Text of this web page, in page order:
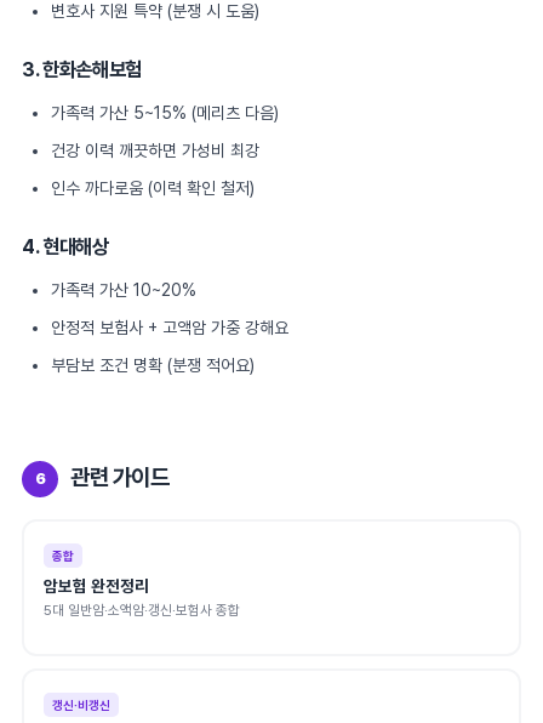
변호사 지원 특약 (분쟁 시 도움)
3. 한화손해보험
가족력 가산 5~15% (메리츠 다음)
건강 이력 깨끗하면 가성비 최강
인수 까다로움 (이력 확인 철저)
4. 현대해상
가족력 가산 10~20%
안정적 보험사 + 고액암 가중 강해요
부담보 조건 명확 (분쟁 적어요)
6 관련 가이드
종합
암보험 완전정리
5대 일반암·소액암·갱신·보험사 종합
갱신·비갱신